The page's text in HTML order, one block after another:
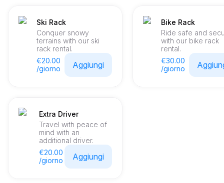
Ski Rack
Conquer snowy
terrains with our ski
rack rental.
€20.00
/giorno
Aggiungi
Bike Rack
Ride safe and
with our bike rack
rental.
€30.00
/giorno
Extra Driver
Travel with peace of
mind with an
additional driver.
€20.00
/giorno
Aggiungi